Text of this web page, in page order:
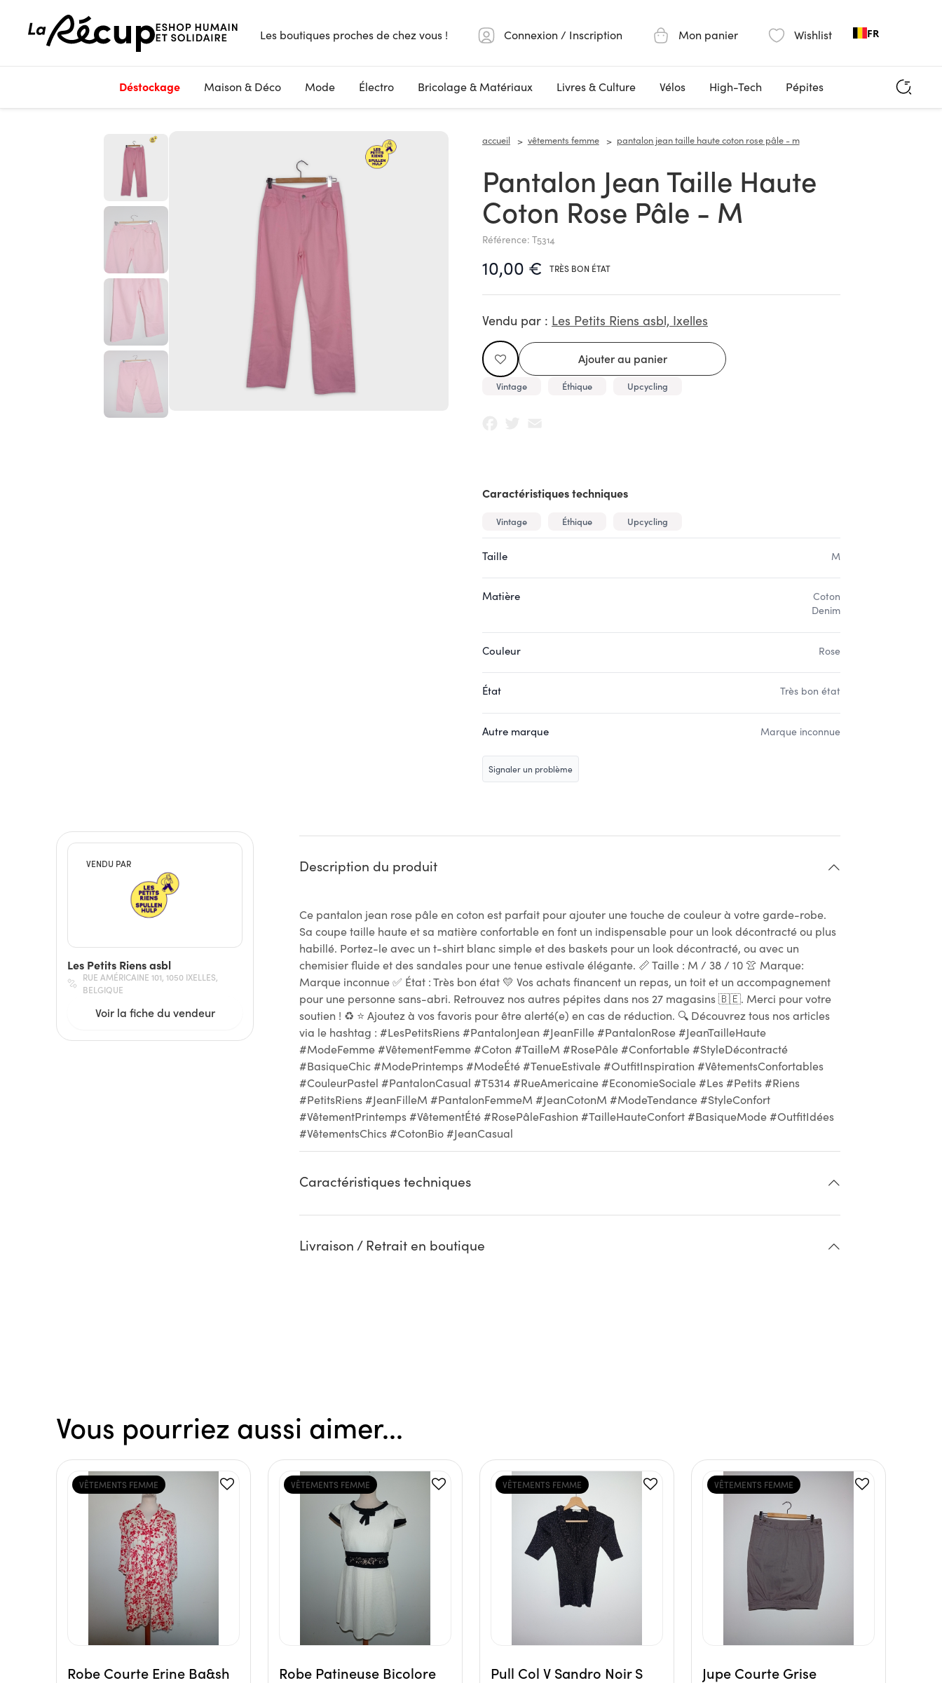
Les boutiques proches de chez vous ! Connexion / Inscription Mon panier Wishlist FR
Déstockage Maison & Déco Mode Électro Bricolage & Matériaux Livres & Culture Vélos High-Tech Pépites
accueil vêtements femme pantalon jean taille haute coton rose pâle - m
Pantalon Jean Taille Haute
Coton Rose Pâle - M
Référence: T5314
10,00 € TRÈS BON ÉTAT
Vendu par : Les Petits Riens asbl, Ixelles
Vintage Éthique Upcycling
Caractéristiques techniques
Vintage Éthique Upcycling
Taille M
Matière
Coton
Denim
Couleur Rose
État Très bon état
Autre marque Marque inconnue
Signaler un problème
VENDU PAR
Les Petits Riens asbl
RUE AMÉRICAINE 101, 1050 IXELLES,
BELGIQUE
Voir la fiche du vendeur
Description du produit
Ce pantalon jean rose pâle en coton est parfait pour ajouter une touche de couleur à votre garde-robe.
Sa coupe taille haute et sa matière confortable en font un indispensable pour un look décontracté ou plus
habillé. Portez-le avec un t-shirt blanc simple et des baskets pour un look décontracté, ou avec un
chemisier fluide et des sandales pour une tenue estivale élégante. 📏 Taille : M / 38 / 10 👚 Marque:
Marque inconnue ✅ État : Très bon état 💛 Vos achats financent un repas, un toit et un accompagnement
pour une personne sans-abri. Retrouvez nos autres pépites dans nos 27 magasins 🇧🇪. Merci pour votre
soutien ! ♻ ⭐ Ajoutez à vos favoris pour être alerté(e) en cas de réduction. 🔍 Découvrez tous nos articles
via le hashtag : #LesPetitsRiens #PantalonJean #JeanFille #PantalonRose #JeanTailleHaute
#ModeFemme #VêtementFemme #Coton #TailleM #RosePâle #Confortable #StyleDécontracté
#BasiqueChic #ModePrintemps #ModeÉté #TenueEstivale #OutfitInspiration #VêtementsConfortables
#CouleurPastel #PantalonCasual #T5314 #RueAmericaine #EconomieSociale #Les #Petits #Riens
#PetitsRiens #JeanFilleM #PantalonFemmeM #JeanCotonM #ModeTendance #StyleConfort
#VêtementPrintemps #VêtementÉté #RosePâleFashion #TailleHauteConfort #BasiqueMode #OutfitIdées
#VêtementsChics #CotonBio #JeanCasual
Caractéristiques techniques
Livraison / Retrait en boutique
Vous pourriez aussi aimer...
VÊTEMENTS FEMME
Robe Courte Erine Ba&sh
VÊTEMENTS FEMME
Robe Patineuse Bicolore
VÊTEMENTS FEMME
Pull Col V Sandro Noir S
VÊTEMENTS FEMME
Jupe Courte Grise